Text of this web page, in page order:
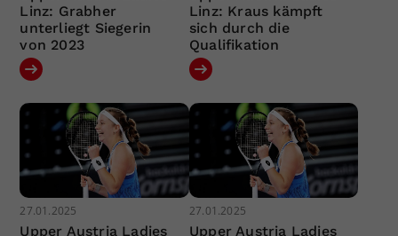
Linz: Grabher
unterliegt Siegerin
von 2023
Linz: Kraus kämpft
sich durch die
Qualifikation
27.01.2025
Upper Austria Ladies
27.01.2025
Upper Austria Ladies